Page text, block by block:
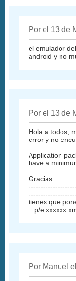
Por el 13 de
el emulador
android y no
Por el 13 de
Hola a todos,
error y no
Application
have a
Gracias.
tienes que
...p/e
Por Manuel